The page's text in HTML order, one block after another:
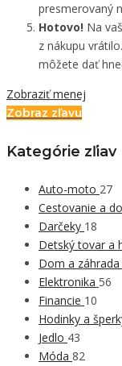
presmerovaný
Hotovo! Na
z nákupu
môžete dať
Zobraziť menej
Zobraz zľavu
Kategórie zľiav
Auto-moto 27
Cestovanie a
Darčeky 18
Detský tovar a
Dom a záhrada
Elektronika 56
Financie 10
Hodinky a
Jedlo 43
Móda 82